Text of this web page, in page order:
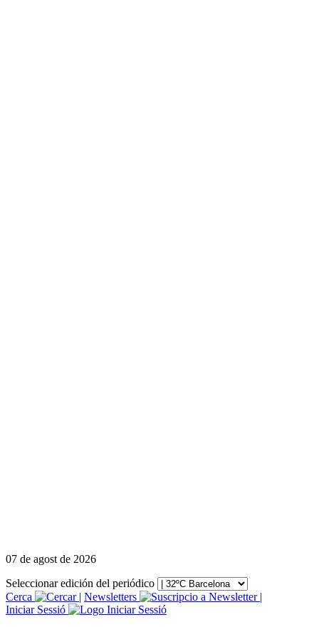
07 de agost de 2026
Seleccionar edición del periódico
Cerca
| Newsletters
|
Iniciar Sessió